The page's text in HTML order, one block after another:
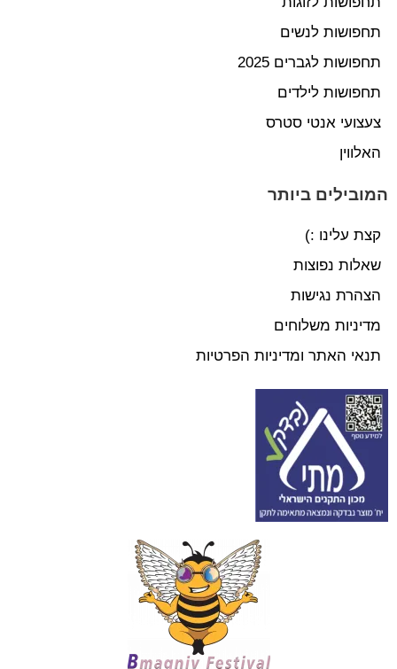
תחפושות לנשים
תחפושות לגברים 2025
תחפושות לילדים
צעצועי אנטי סטרס
האלווין
המובילים ביותר
קצת עלינו :)
שאלות נפוצות
הצהרת נגישות
מדיניות משלוחים
תנאי האתר ומדיניות הפרטיות